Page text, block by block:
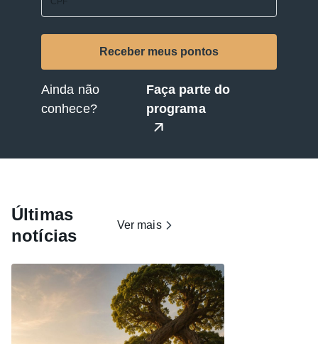
Ainda não
conhece?
Faça parte do
programa
Últimas
notícias
Ver mais